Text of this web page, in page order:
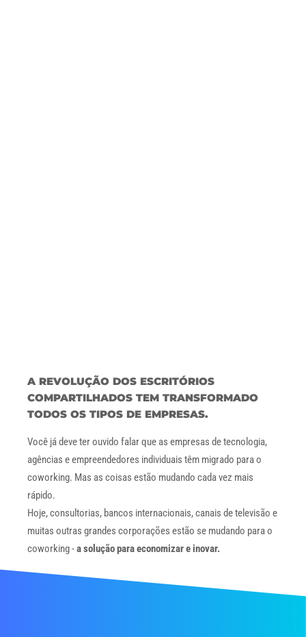
A REVOLUÇÃO DOS ESCRITÓRIOS
COMPARTILHADOS TEM TRANSFORMADO
TODOS OS TIPOS DE EMPRESAS.
Você já deve ter ouvido falar que as empresas de tecnologia,
agências e empreendedores individuais têm migrado para o
coworking. Mas as coisas estão mudando cada vez mais
rápido.
Hoje, consultorias, bancos internacionais, canais de televisão e
muitas outras grandes corporações estão se mudando para o
coworking -a solução para economizar e inovar.